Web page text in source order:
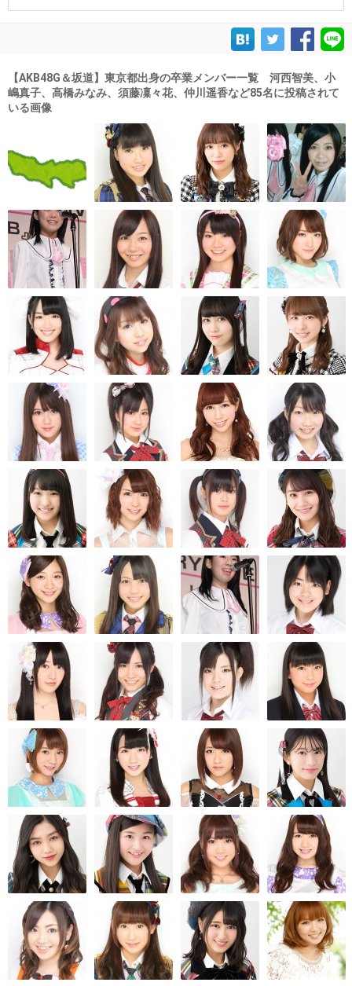
【AKB48G＆坂道】東京都出身の卒業メンバー一覧 河西智美、小
嶋真子、高橋みなみ、須藤凜々花、仲川遥香など85名に投稿されて
いる画像